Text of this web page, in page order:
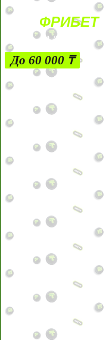
ФРИБЕТ
ЗА ДЕПОЗИТЫ
До 60 000 ₸